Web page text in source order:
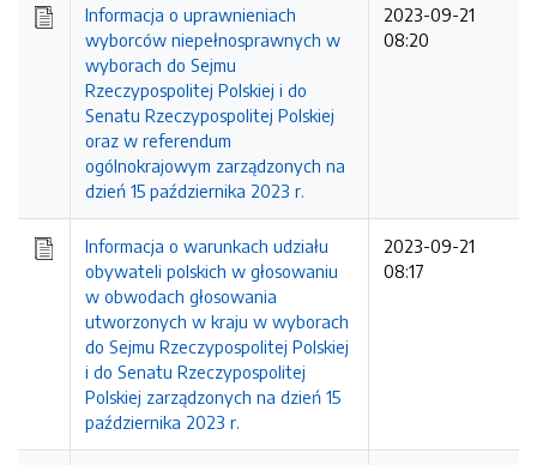
Informacja o uprawnieniach
wyborców niepełnosprawnych w
wyborach do Sejmu
Rzeczypospolitej Polskiej i do
Senatu Rzeczypospolitej Polskiej
oraz w referendum
ogólnokrajowym zarządzonych na
dzień 15 października 2023 r.
2023-09-21
08:20
Informacja o warunkach udziału
obywateli polskich w głosowaniu
w obwodach głosowania
utworzonych w kraju w wyborach
do Sejmu Rzeczypospolitej Polskiej
i do Senatu Rzeczypospolitej
Polskiej zarządzonych na dzień 15
października 2023 r.
2023-09-21
08:17